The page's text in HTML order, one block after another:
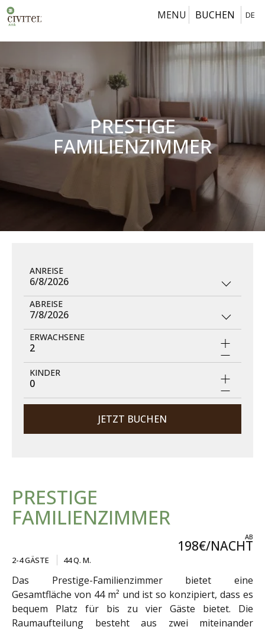
MENU DE
BUCHEN
PRESTIGE
FAMILIENZIMMER
ANREISE
6/8/2026
ABREISE
7/8/2026
ERWACHSENE
2
KINDER
0
JETZT BUCHEN
PRESTIGE
FAMILIENZIMMER
AB
198€/NACHT
2-4 GÄSTE 44 Q. M.
Das Prestige-Familienzimmer bietet eine
Gesamtfläche von 44 m² und ist so konzipiert, dass es
bequem Platz für bis zu vier Gäste bietet. Die
Raumaufteilung besteht aus zwei miteinander